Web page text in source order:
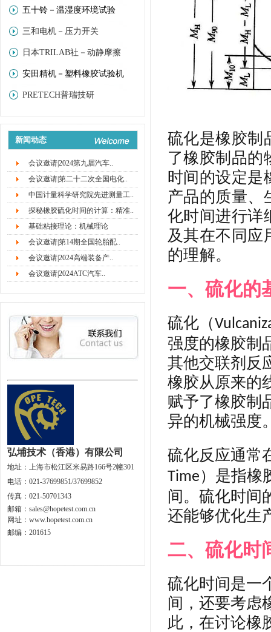
价
五十铃－温湿度环境试验
三和电机－压力开关
日本TRILAB社－动静摩擦
(Trinity－Lab)
安田精机－塑料橡胶试验机
PRETECH普瑞技研
新闻动态
会议邀请|2024第九届汽车..
会议邀请|第二十二次全国电化..
中国计量科学研究院先进测量工..
探秘橡胶硫化时间的计算：精准..
基础粘接理论：机械理论
会议邀请|第14期全国轮胎配..
会议邀请|2024高端装备产..
会议邀请|2024ATC汽车..
弘埔技术（香港）有限公司
地址： 上海市松江区米易路166号2幢301
电话：021-37699851/37699852
传真：021-50701343
邮箱： sales@hopetest.com.cn
网址 ： www.hopetest.com.cn
邮编：201615
硫化是橡胶制
了橡胶制品的
时间的设定是
产品的质量、
化时间进行详
及其在不同应
的理解。
一、硫化的
硫化（
强度的橡胶制
其他交联剂反
橡胶从原来的
赋予了橡胶制
异的机械强度
硫化反应通常
Time ）是指橡
间。硫化时间
还能够优化生
二、硫化时
硫化时间是一
间，还要考虑
此，在讨论橡